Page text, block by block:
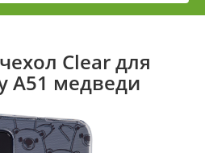
Clear для
A51 медведи